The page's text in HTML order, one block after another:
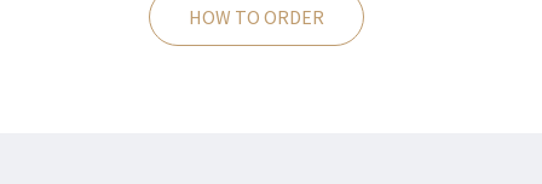
HOW TO ORDER